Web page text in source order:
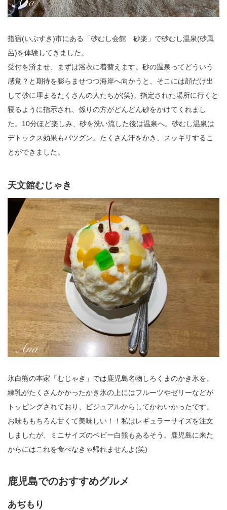
指宿(いぶすき)市にある「砂むし会館 砂楽」で砂むし温泉(砂風
呂)を体験してきました。
受付を済ませ、まずは浴衣に着替えます。砂の温泉ってどういう
感覚？と期待を膨らませつつ海岸へ向かうと、そこには顔だけ出
して砂に埋まるたくさんの人たちが(笑)。指定された場所に行くと
寝るように指示され、係りの方がどんどん砂をかけてくれまし
た。10分ほど楽しみ、砂を洗い流した後は温泉へ。砂むし温泉は
デトックス効果もバツグン。たくさん汗をかき、スッキリするこ
とができました。
天文館むじゃき
氷白熊の本家「むじゃき」では鹿児島名物しろくまのかき氷を。
練乳がたくさんかかったかき氷の上にはフルーツやゼリーなどが
トッピングされており、ビジュアルからしてかわいかったです。
お味ももちろん甘くて美味しい！！私はレギュラーサイズを注文
しましたが、ミニサイズのベビー白熊もあるそう。鹿児島に来た
からにはこれを食べなきゃ帰れませんよ(笑)
鹿児島でのおすすめグルメ
あぢもり